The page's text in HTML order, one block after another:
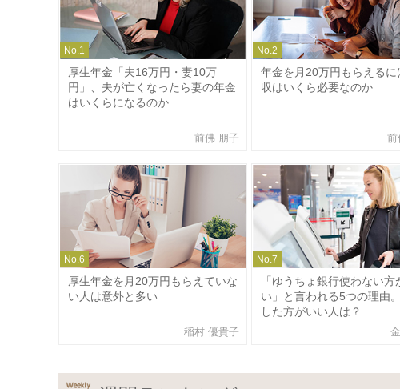
No.1
厚生年金「夫16万円・妻10万
円」、夫が亡くなったら妻の年金
はいくらになるのか
前佛 朋子
No.2
年金を月20万円もらえるに
収はいくら必要なのか
前
No.6
厚生年金を月20万円もらえていな
い人は意外と多い
稲村 優貴子
No.7
「ゆうちょ銀行使わない方
い」と言われる5つの理由
した方がいい人は？